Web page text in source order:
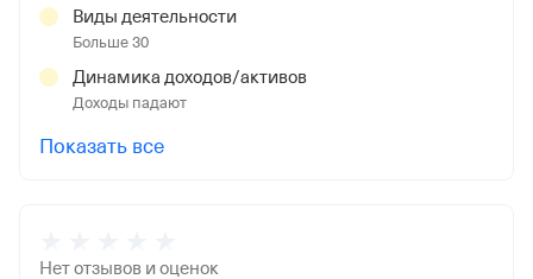
Виды деятельности
Больше 30
Динамика доходов/активов
Доходы падают
Показать все
Нет отзывов и оценок